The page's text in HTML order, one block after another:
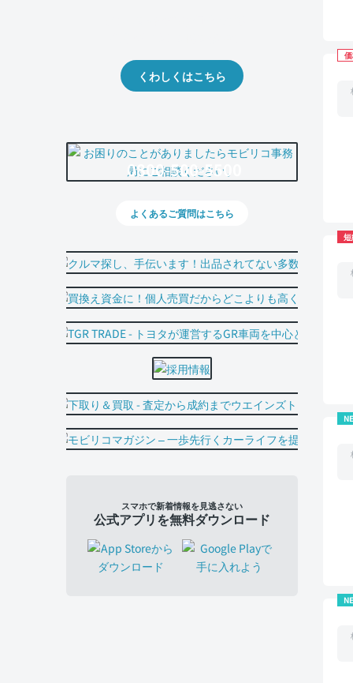
くわしくはこちら
0800-500-5500
よくあるご質問はこちら
スマホで新着情報を見逃さない
公式アプリを無料ダウンロード